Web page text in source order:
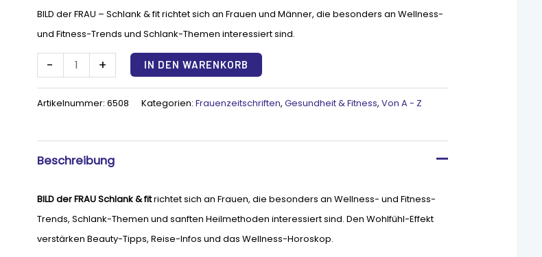
BILD der FRAU – Schlank & fit richtet sich an Frauen und Männer, die besonders an Wellness-
und Fitness-Trends und Schlank-Themen interessiert sind.
-
Menge
+ IN DEN WARENKORB
Artikelnummer: 6508 Kategorien: Frauenzeitschriften, Gesundheit & Fitness, Von A - Z
Beschreibung
BILD der FRAU Schlank & fitrichtet sich an Frauen, die besonders an Wellness- und Fitness-
Trends, Schlank-Themen und sanften Heilmethoden interessiert sind. Den Wohlfühl-Effekt
verstärken Beauty-Tipps, Reise-Infos und das Wellness-Horoskop.